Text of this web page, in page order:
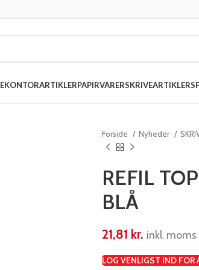
KONTORARTIKLERPAPIRVARERSKRIVEARTIKLER
Forside Nyheder
REFIL
BLÅ
21,81 kr. inkl. moms
LOG VENLIGST IND FOR